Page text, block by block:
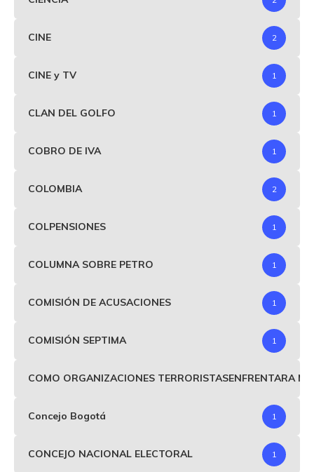
CINE 2
CINE y TV 1
CLAN DEL GOLFO 1
COBRO DE IVA 1
COLOMBIA 2
COLPENSIONES 1
COLUMNA SOBRE PETRO 1
COMISIÓN DE ACUSACIONES 1
COMISIÓN SEPTIMA 1
COMO ORGANIZACIONES TERRORISTASENFRENTARA
Concejo Bogotá 1
CONCEJO NACIONAL ELECTORAL 1